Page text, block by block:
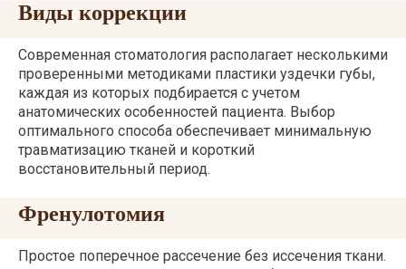
Виды коррекции
Современная стоматология располагает несколькими
проверенными методиками пластики уздечки губы,
каждая из которых подбирается с учетом
анатомических особенностей пациента. Выбор
оптимального способа обеспечивает минимальную
травматизацию тканей и короткий
восстановительный период.
Френулотомия
Простое поперечное рассечение без иссечения ткани.